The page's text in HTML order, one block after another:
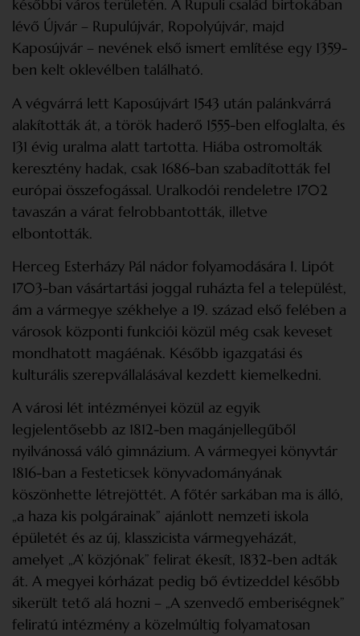
későbbi város területén. A Rupuli család birtokában
lévő Újvár – Rupulújvár, Ropolyújvár, majd
Kaposújvár – nevének első ismert említése egy 1359-
ben kelt oklevélben található.
A végvárrá lett Kaposújvárt 1543 után palánkvárrá
alakították át, a török haderő 1555-ben elfoglalta, és
131 évig uralma alatt tartotta. Hiába ostromolták
keresztény hadak, csak 1686-ban szabadították fel
európai összefogással. Uralkodói rendeletre 1702
tavaszán a várat felrobbantották, illetve
elbontották.
Herceg Esterházy Pál nádor folyamodására I. Lipót
1703-ban vásártartási joggal ruházta fel a települést,
ám a vármegye székhelye a 19. század első felében a
városok központi funkciói közül még csak keveset
mondhatott magáénak. Később igazgatási és
kulturális szerepvállalásával kezdett kiemelkedni.
A városi lét intézményei közül az egyik
legjelentősebb az 1812-ben magánjellegűből
nyilvánossá váló gimnázium. A vármegyei könyvtár
1816-ban a Festeticsek könyvadományának
köszönhette létrejöttét. A főtér sarkában ma is álló,
„a haza kis polgárainak” ajánlott nemzeti iskola
épületét és az új, klasszicista vármegyeházát,
amelyet „A’ közjónak” felirat ékesít, 1832-ben adták
át. A megyei kórházat pedig bő évtizeddel később
sikerült tető alá hozni – „A szenvedő emberiségnek”
feliratú intézmény a közelmúltig folyamatosan